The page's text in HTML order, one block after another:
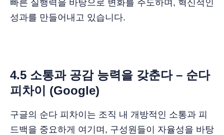
빠른 실행력을 바탕으로 변화를 주도하며, 혁신적인
성과를 만들어내고 있습니다.
4.5 소통과 공감 능력을 갖춘다 – 순다
피차이 (Google)
구글의 순다 피차이는 조직 내 개방적인 소통과 피
드백을 중요하게 여기며, 구성원들이 자율성을 바탕